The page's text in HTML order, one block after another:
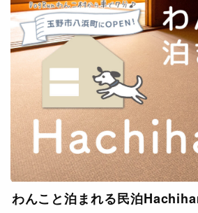
わんこと泊まれる民泊